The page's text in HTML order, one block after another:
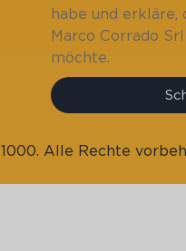
habe und erkläre,
Marco Corrado
möchte.
Alle Rechte